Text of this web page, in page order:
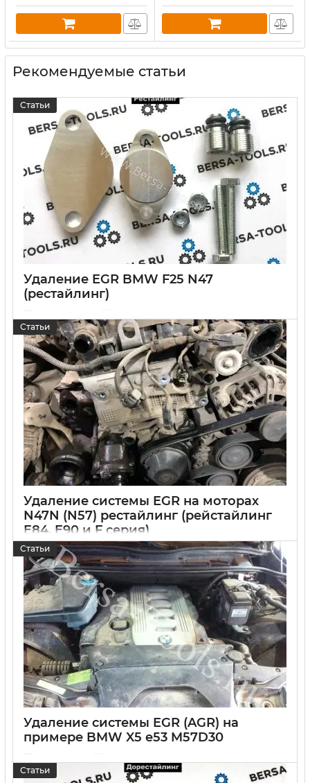
Рекомендуемые статьи
Статьи
Удаление EGR BMW F25 N47
(рестайлинг)
Инструкция по удалению системы EGR BMW F25 N47
Статьи
Удаление системы EGR на моторах
N47N (N57) рестайлинг (рейстайлинг
E84, E90 и F серия)
11 Февраля 2021 0
Статьи
Удаление системы EGR (AGR) на
примере BMW X5 e53 M57D30
К нам приехал клиент с жалобой на потерю мощности
Статьи